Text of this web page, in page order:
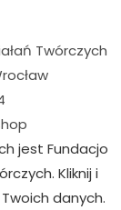
Twórczych
jest Fundacjo
Kliknij i
danych.